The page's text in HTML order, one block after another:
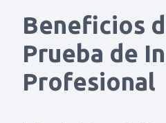
Beneficios
Prueba de
Profesional